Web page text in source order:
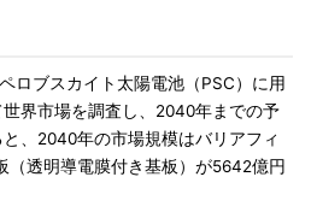
ロブスカイト太陽電池（PSC）に用
界市場を調査し、2040年までの予
、2040年の市場規模はバリアフィ
（透明導電膜付き基板）が5642億円